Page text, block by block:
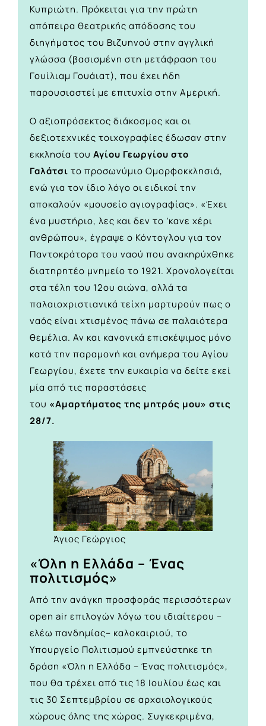
Κυπριώτη. Πρόκειται για την πρώτη
απόπειρα θεατρικής απόδοσης του
διηγήματος του Βιζυηνού στην αγγλική
γλώσσα (βασισμένη στη μετάφραση του
Γουίλιαμ Γουάιατ), που έχει ήδη
παρουσιαστεί με επιτυχία στην Αμερική.
Ο αξιοπρόσεκτος διάκοσμος και οι
δεξιοτεχνικές τοιχογραφίες έδωσαν στην
εκκλησία του Αγίου Γεωργίου στο
Γαλάτσι το προσωνύμιο Ομορφοκκλησιά,
ενώ για τον ίδιο λόγο οι ειδικοί την
αποκαλούν «μουσείο αγιογραφίας». «Έχει
ένα μυστήριο, λες και δεν το ’κανε χέρι
ανθρώπου», έγραψε ο Κόντογλου για τον
Παντοκράτορα του ναού που ανακηρύχθηκε
διατηρητέο μνημείο το 1921. Χρονολογείται
στα τέλη του 12ου αιώνα, αλλά τα
παλαιοχριστιανικά τείχη μαρτυρούν πως ο
ναός είναι χτισμένος πάνω σε παλαιότερα
θεμέλια. Αν και κανονικά επισκέψιμος μόνο
κατά την παραμονή και ανήμερα του Αγίου
Γεωργίου, έχετε την ευκαιρία να δείτε εκεί
μία από τις παραστάσεις
του «Αμαρτήματος της μητρός μου» στις
28/7.
Άγιος Γεώργιος
«Όλη η Ελλάδα – Ένας
πολιτισμός»
Από την ανάγκη προσφοράς περισσότερων
open air επιλογών λόγω του ιδιαίτερου –
ελέω πανδημίας– καλοκαιριού, το
Υπουργείο Πολιτισμού εμπνεύστηκε τη
δράση «Όλη η Ελλάδα – Ένας πολιτισμός»,
που θα τρέχει από τις 18 Ιουλίου έως και
τις 30 Σεπτεμβρίου σε αρχαιολογικούς
χώρους όλης της χώρας. Συγκεκριμένα,